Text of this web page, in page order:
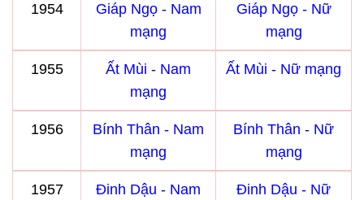
1954
Giáp Ngọ - Nam
mạng
Giáp Ngọ - Nữ
mạng
1955
Ất Mùi - Nam
mạng
Ất Mùi - Nữ mạng
1956
Bính Thân - Nam
mạng
Bính Thân - Nữ
mạng
1957 Đinh Dậu - Nam Đinh Dậu - Nữ